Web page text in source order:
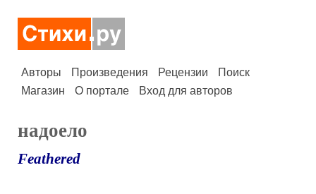
Авторы Произведения Рецензии
Поиск
Магазин
О портале Вход для авторов
надоело
Feathered